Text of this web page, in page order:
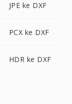
JPE ke DXF
PCX ke DXF
HDR ke DXF